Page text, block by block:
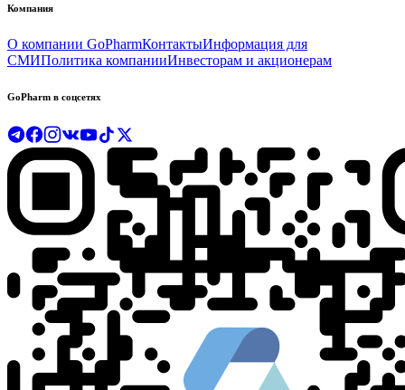
Компания
О компании GoPharmКонтактыИнформация для
СМИПолитика компанииИнвесторам и акционерам
GoPharm в соцсетях